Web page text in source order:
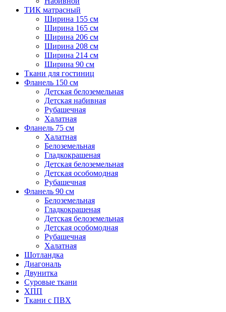
ТИК матрасный
Ширина 155 см
Ширина 165 см
Ширина 206 см
Ширина 208 см
Ширина 214 см
Ширина 90 см
Ткани для гостиниц
Фланель 150 см
Детская белоземельная
Детская набивная
Рубашечная
Халатная
Фланель 75 см
Халатная
Белоземельная
Гладкокрашеная
Детская белоземельная
Детская особомодная
Рубашечная
Фланель 90 см
Белоземельная
Гладкокрашеная
Детская белоземельная
Детская особомодная
Рубашечная
Халатная
Шотландка
Диагональ
Двунитка
Суровые ткани
ХПП
Ткани с ПВХ